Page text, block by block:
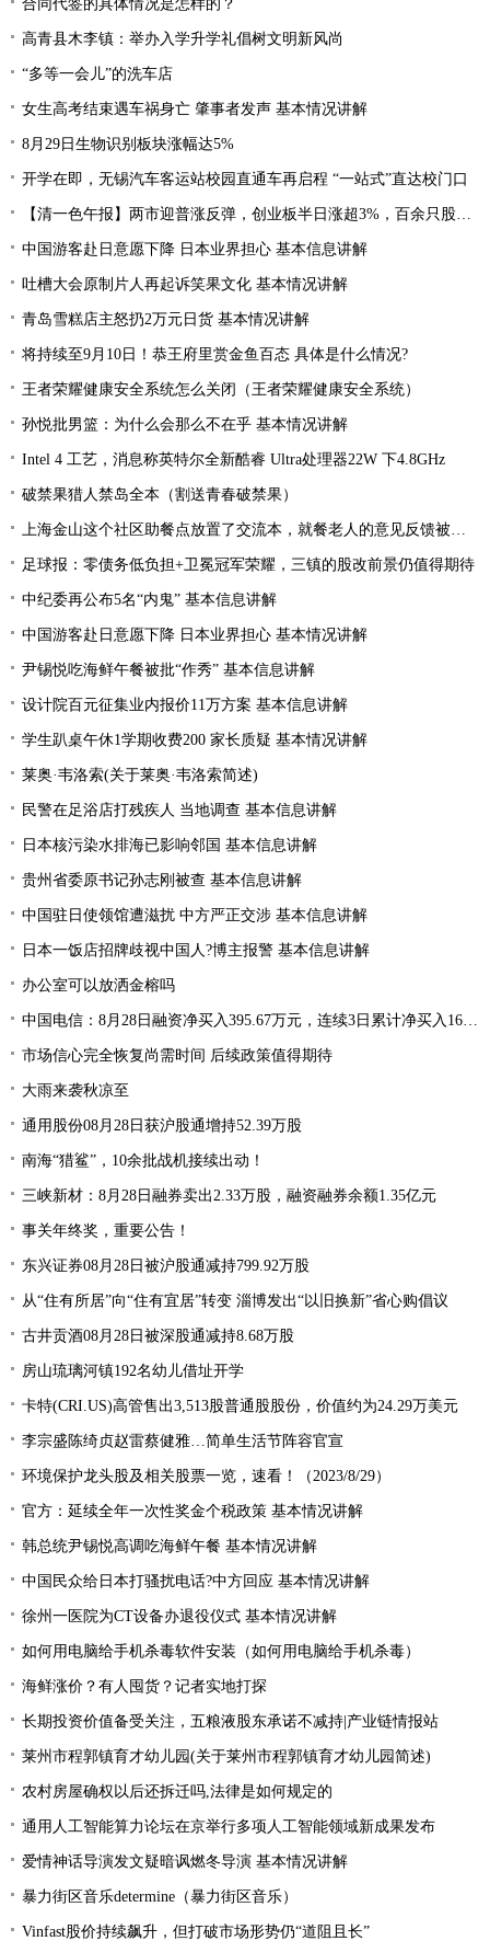
合同代签的具体情况是怎样的？
高青县木李镇：举办入学升学礼倡树文明新风尚
“多等一会儿”的洗车店
女生高考结束遇车祸身亡 肇事者发声 基本情况讲解
8月29日生物识别板块涨幅达5%
开学在即，无锡汽车客运站校园直通车再启程 “一站式”直达校门口
【清一色午报】两市迎普涨反弹，创业板半日涨超3%，百余只股涨停或涨超10%
中国游客赴日意愿下降 日本业界担心 基本信息讲解
吐槽大会原制片人再起诉笑果文化 基本情况讲解
青岛雪糕店主怒扔2万元日货 基本情况讲解
将持续至9月10日！恭王府里赏金鱼百态 具体是什么情况?
王者荣耀健康安全系统怎么关闭（王者荣耀健康安全系统）
孙悦批男篮：为什么会那么不在乎 基本情况讲解
Intel 4 工艺，消息称英特尔全新酷睿 Ultra处理器22W 下4.8GHz
破禁果猎人禁岛全本（割送青春破禁果）
上海金山这个社区助餐点放置了交流本，就餐老人的意见反馈被采纳
足球报：零债务低负担+卫冕冠军荣耀，三镇的股改前景仍值得期待
中纪委再公布5名“内鬼” 基本信息讲解
中国游客赴日意愿下降 日本业界担心 基本情况讲解
尹锡悦吃海鲜午餐被批“作秀” 基本信息讲解
设计院百元征集业内报价11万方案 基本信息讲解
学生趴桌午休1学期收费200 家长质疑 基本情况讲解
莱奥·韦洛索(关于莱奥·韦洛索简述)
民警在足浴店打残疾人 当地调查 基本信息讲解
日本核污染水排海已影响邻国 基本信息讲解
贵州省委原书记孙志刚被查 基本信息讲解
中国驻日使领馆遭滋扰 中方严正交涉 基本信息讲解
日本一饭店招牌歧视中国人?博主报警 基本信息讲解
办公室可以放洒金榕吗
中国电信：8月28日融资净买入395.67万元，连续3日累计净买入1668.15万元
市场信心完全恢复尚需时间 后续政策值得期待
大雨来袭秋凉至
通用股份08月28日获沪股通增持52.39万股
南海“猎鲨”，10余批战机接续出动！
三峡新材：8月28日融券卖出2.33万股，融资融券余额1.35亿元
事关年终奖，重要公告！
东兴证券08月28日被沪股通减持799.92万股
从“住有所居”向“住有宜居”转变 淄博发出“以旧换新”省心购倡议
古井贡酒08月28日被深股通减持8.68万股
房山琉璃河镇192名幼儿借址开学
卡特(CRI.US)高管售出3,513股普通股股份，价值约为24.29万美元
李宗盛陈绮贞赵雷蔡健雅…简单生活节阵容官宣
环境保护龙头股及相关股票一览，速看！（2023/8/29）
官方：延续全年一次性奖金个税政策 基本情况讲解
韩总统尹锡悦高调吃海鲜午餐 基本情况讲解
中国民众给日本打骚扰电话?中方回应 基本情况讲解
徐州一医院为CT设备办退役仪式 基本情况讲解
如何用电脑给手机杀毒软件安装（如何用电脑给手机杀毒）
海鲜涨价？有人囤货？记者实地打探
长期投资价值备受关注，五粮液股东承诺不减持|产业链情报站
莱州市程郭镇育才幼儿园(关于莱州市程郭镇育才幼儿园简述)
农村房屋确权以后还拆迁吗,法律是如何规定的
通用人工智能算力论坛在京举行多项人工智能领域新成果发布
爱情神话导演发文疑暗讽燃冬导演 基本情况讲解
暴力街区音乐determine（暴力街区音乐）
Vinfast股价持续飙升，但打破市场形势仍“道阻且长”